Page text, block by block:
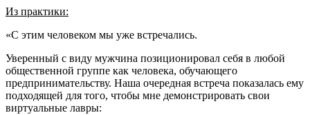
Из практики:
«С этим человеком мы уже встречались.
Уверенный с виду мужчина позиционировал себя в любой
общественной группе как человека, обучающего
предпринимательству. Наша очередная встреча показалась ему
подходящей для того, чтобы мне демонстрировать свои
виртуальные лавры: